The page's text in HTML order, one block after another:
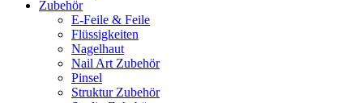
Zubehör
E-Feile & Feile
Flüssigkeiten
Nagelhaut
Nail Art Zubehör
Pinsel
Struktur Zubehör